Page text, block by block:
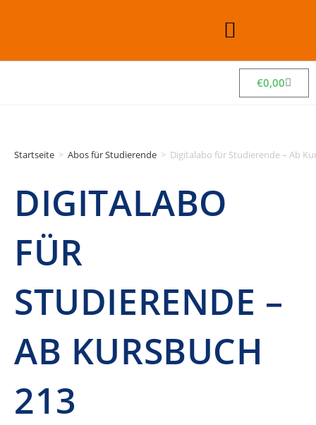
€0,00
Startseite > Abos für Studierende > Digitalabo für Studierende – Ab
DIGITALABO
FÜR
STUDIERENDE –
AB KURSBUCH
213